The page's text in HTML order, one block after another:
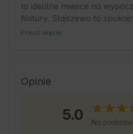
to idealne miejsce na
Natury. Słajszewo to
województwie pomorskim,
korzystając z komfortowego
świeże powietrze i
spędzania czasu na łonie
Zakątek to doskonały
Pokaż więcej
Opinie
5.0 Na